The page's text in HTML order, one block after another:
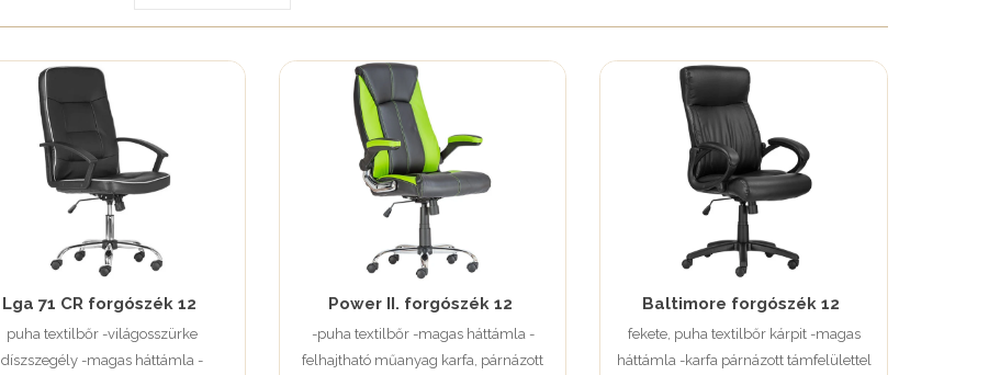
Lga 71 CR forgószék 12
puha textilbőr -világosszürke
díszszegély -magas háttámla -
Power II. forgószék 12
-puha textilbőr -magas háttámla -
felhajtható műanyag karfa, párnázott
Baltimore forgószék 12
fekete, puha textilbőr kárpit -magas
háttámla -karfa párnázott támfelülettel